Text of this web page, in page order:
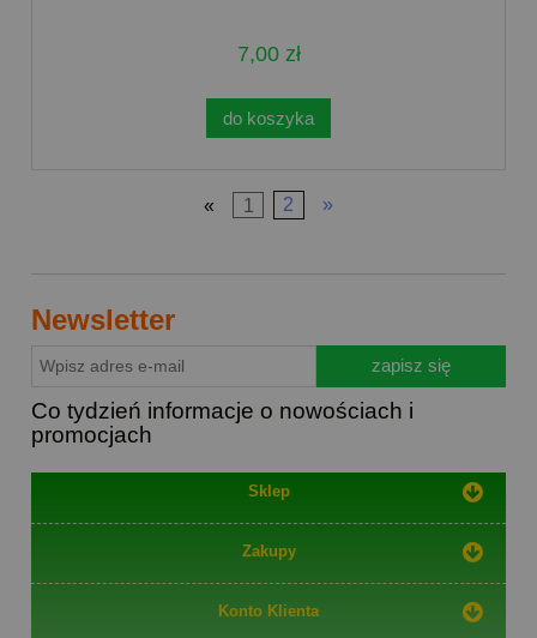
7,00 zł
do koszyka
« 1 2 »
Newsletter
zapisz się
Co tydzień informacje o nowościach i
promocjach
Sklep
Zakupy
Konto Klienta